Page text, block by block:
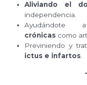
Aliviando el
independencia.
crónicas como
Previniendo y
ictus e infartos